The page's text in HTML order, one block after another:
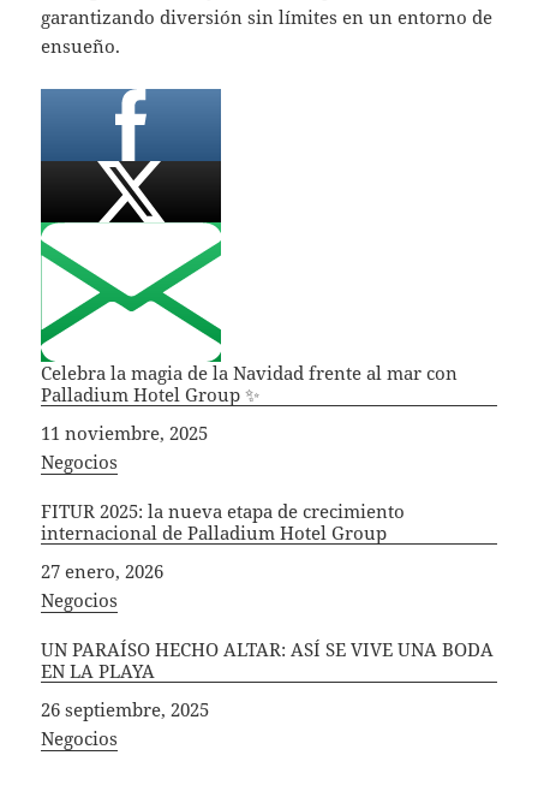
garantizando diversión sin límites en un entorno de
ensueño.
Celebra la magia de la Navidad frente al mar con
Palladium Hotel Group ✨
Fecha
11 noviembre, 2025
In relation to
Negocios
FITUR 2025: la nueva etapa de crecimiento
internacional de Palladium Hotel Group
Fecha
27 enero, 2026
In relation to
Negocios
UN PARAÍSO HECHO ALTAR: ASÍ SE VIVE UNA BODA
EN LA PLAYA
Fecha
26 septiembre, 2025
In relation to
Negocios